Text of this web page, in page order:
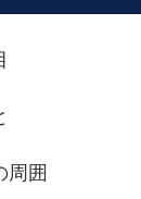
周囲